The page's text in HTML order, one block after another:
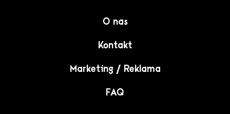
O nas
Kontakt
Marketing / Reklama
FAQ